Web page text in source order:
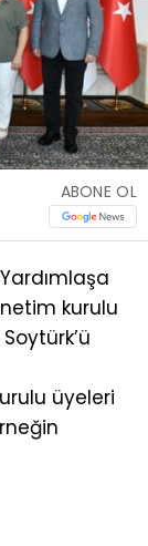
ABONE OL
kurulu
üyeleri